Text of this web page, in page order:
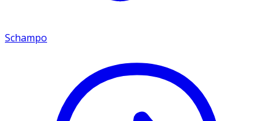
Schampo